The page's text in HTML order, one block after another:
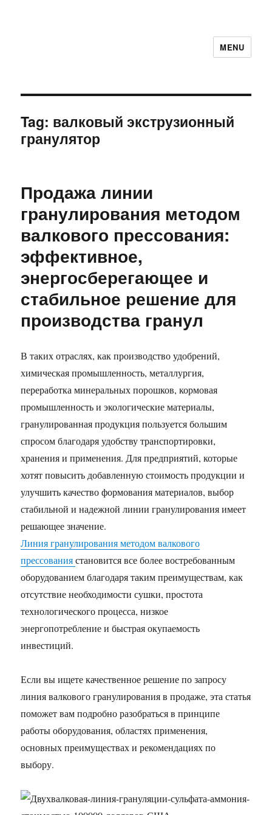
MENU
Tag: валковый экструзионный
гранулятор
Продажа линии
гранулирования методом
валкового прессования:
эффективное,
энергосберегающее и
стабильное решение для
производства гранул
В таких отраслях, как производство удобрений,
химическая промышленность, металлургия,
переработка минеральных порошков, кормовая
промышленность и экологические материалы,
гранулированная продукция пользуется большим
спросом благодаря удобству транспортировки,
хранения и применения. Для предприятий, которые
хотят повысить добавленную стоимость продукции и
улучшить качество формования материалов, выбор
стабильной и надежной линии гранулирования имеет
решающее значение.
Линия гранулирования методом валкового
прессованиястановится все более востребованным
оборудованием благодаря таким преимуществам, как
отсутствие необходимости сушки, простота
технологического процесса, низкое
энергопотребление и быстрая окупаемость
инвестиций.
Если вы ищете качественное решение по запросу
линия валкового гранулирования в продаже, эта статья
поможет вам подробно разобраться в принципе
работы оборудования, областях применения,
основных преимуществах и рекомендациях по
выбору.